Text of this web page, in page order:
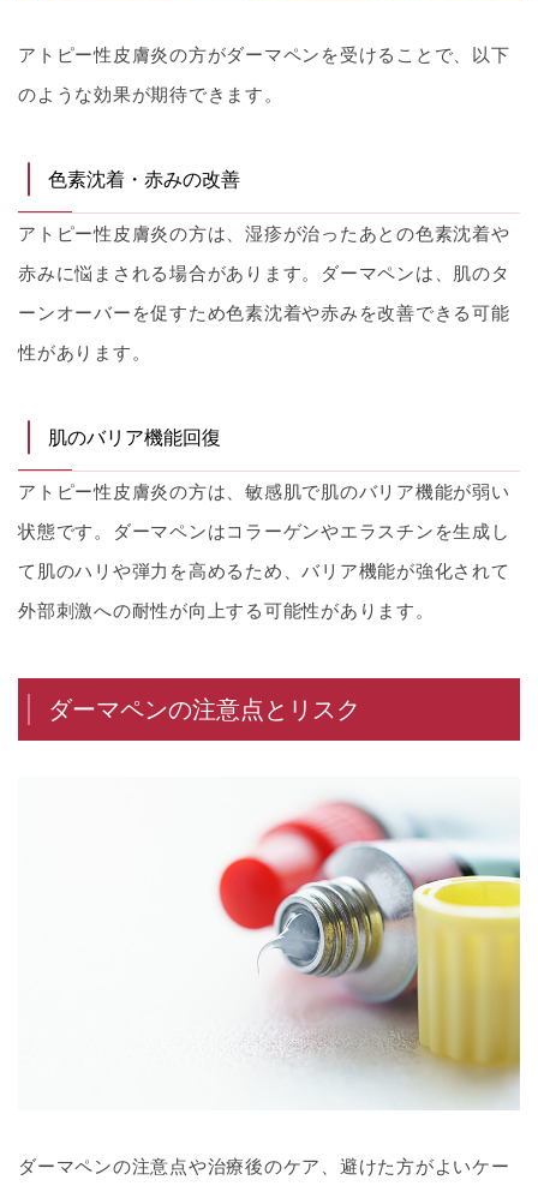
アトピー性皮膚炎の方がダーマペンを受けることで、以下
のような効果が期待できます。
色素沈着・赤みの改善
アトピー性皮膚炎の方は、湿疹が治ったあとの色素沈着や
赤みに悩まされる場合があります。ダーマペンは、肌のタ
ーンオーバーを促すため色素沈着や赤みを改善できる可能
性があります。
肌のバリア機能回復
アトピー性皮膚炎の方は、敏感肌で肌のバリア機能が弱い
状態です。ダーマペンはコラーゲンやエラスチンを生成し
て肌のハリや弾力を高めるため、バリア機能が強化されて
外部刺激への耐性が向上する可能性があります。
ダーマペンの注意点とリスク
ダーマペンの注意点や治療後のケア、避けた方がよいケー